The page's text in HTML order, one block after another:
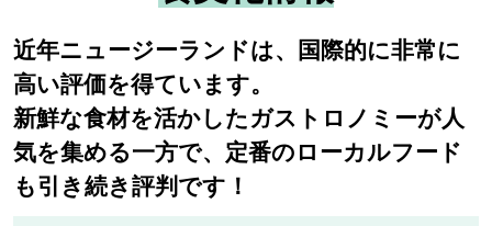
近年ニュージーランドは、国際的に非常に
高い評価を得ています。
新鮮な食材を活かしたガストロノミーが人
気を集める一方で、定番のローカルフード
も引き続き評判です！